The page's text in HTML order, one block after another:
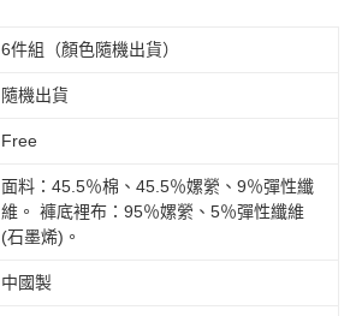
6件組（顏色隨機出貨）
隨機出貨
Free
面料：45.5％棉、45.5％嫘縈、9％彈性纖
維。 褲底裡布：95％嫘縈、5％彈性纖維
(石墨烯)。
中國製